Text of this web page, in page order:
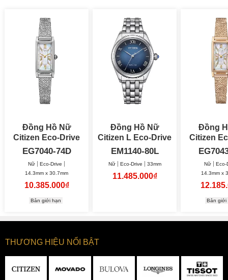
Đồng Hồ Nữ
Citizen Eco-Drive
14.3x30.7mm
EG7040-74D
Nữ
Eco-Drive
14.3mm x 30.7mm
10.385.000₫
Bản giới hạn
Đồng Hồ Nữ
Citizen L Eco-Drive
33mm
EM1140-80L
Nữ Eco-Drive 33mm
11.485.000₫
Đồng
Citizen
Nữ
Eco-
14.3mm x
Bản giới
THƯƠNG HIỆU NỔI BẬT